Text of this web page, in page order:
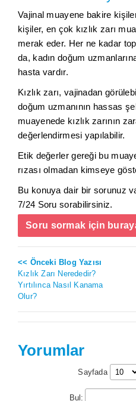
Vajinal muayene bakire
kişiler, en çok kızlık zarı
merak eder. Her ne kadar
da, kadın doğum
hasta vardır.
Kızlık zarı, vajinadan
doğum uzmanının hassas
muayenede kızlık zarının
değerlendirmesi yapılabilir.
Etik değerler gereği bu
rızası olmadan kimseye
Bu konuya dair bir sorunuz
7/24 Soru sorabilirsiniz.
Soru sormak için
<< Önceki Blog Yazısı
Kızlık Zarı Nerededir?
Yırtılınca Nasıl Kanama
Olur?
Yorumlar
Sayfada
Bul: